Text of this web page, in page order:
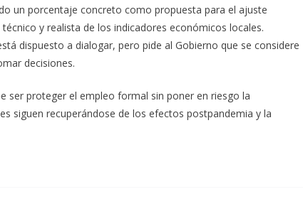
un porcentaje concreto como propuesta para el ajuste
y realista de los indicadores económicos locales.
dispuesto a dialogar, pero pide al Gobierno que se considere
decisiones.
ser proteger el empleo formal sin poner en riesgo la
siguen recuperándose de los efectos postpandemia y la